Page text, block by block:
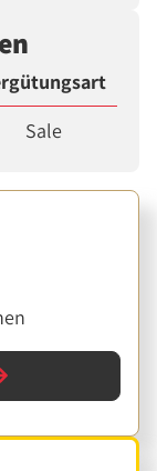
Sale